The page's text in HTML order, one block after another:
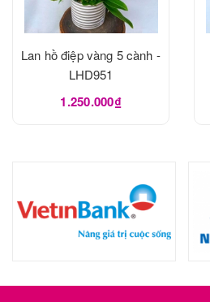
Lan hồ điệp vàng 5 cành -
LHD951
1.250.000₫